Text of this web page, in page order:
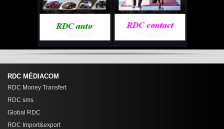
RDC MÉDIACOM
RDC Money Transfert
RDC sms
Global RDC
RDC Import&export